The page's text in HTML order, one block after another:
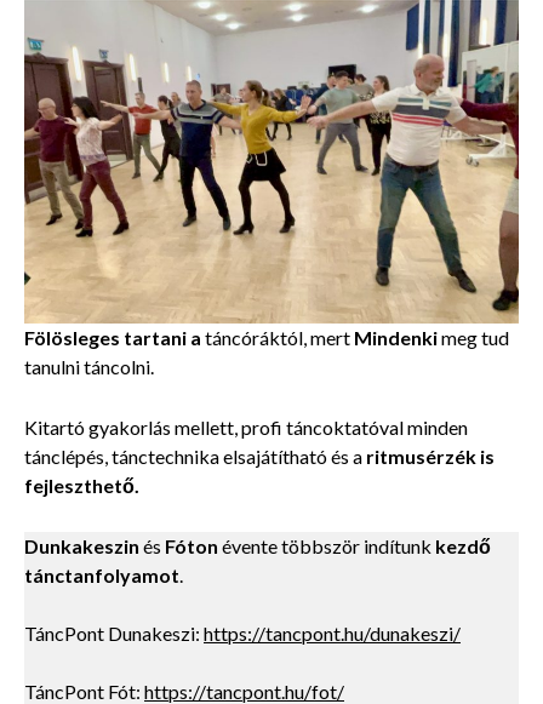
Fölösleges tartani a táncóráktól, mert Mindenkimeg tud
tanulni táncolni.
Kitartó gyakorlás mellett, profi táncoktatóval minden
tánclépés, tánctechnika elsajátítható és a ritmusérzék is
fejleszthető.
Dunkakeszin és Fóton évente többször indítunk kezdő
tánctanfolyamot.
TáncPont Dunakeszi: https://tancpont.hu/dunakeszi/
TáncPont Fót: https://tancpont.hu/fot/